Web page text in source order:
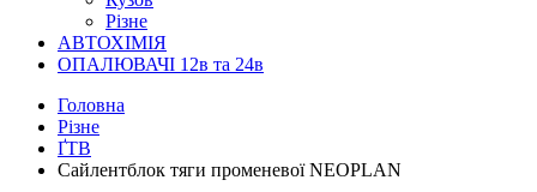
Різне
АВТОХІМІЯ
ОПАЛЮВАЧІ 12в та 24в
Головна
Різне
ҐТВ
Сайлентблок тяги променевої NEOPLAN